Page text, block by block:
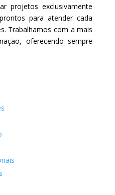
projetos exclusivamente
para atender cada
Trabalhamos com a mais
oferecendo sempre